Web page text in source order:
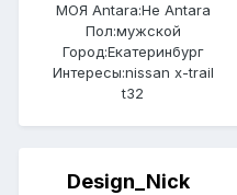
МОЯ Antara:Не Antara
Пол:мужской
Город:Екатеринбург
Интересы:nissan x-trail
t32
Design_Nick